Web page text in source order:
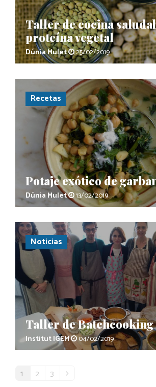
Taller de cocina
proteína vegetal
Dúnia Mulet 25/02/2019
Recetas
Potaje exótico de
Dúnia Mulet 13/02/2019
Noticias
Taller de Batchcooking
Institut IGEM 04/02/2019
1 2 3